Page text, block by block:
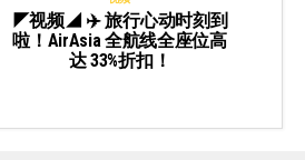
◤视频◢ ✈️ 旅行心动时刻到
啦！AirAsia 全航线全座位高
达 33%折扣！